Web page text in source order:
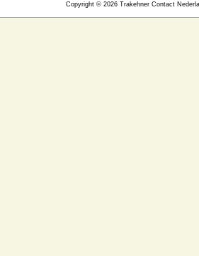
Copyright © 2026 Trakehner Contact